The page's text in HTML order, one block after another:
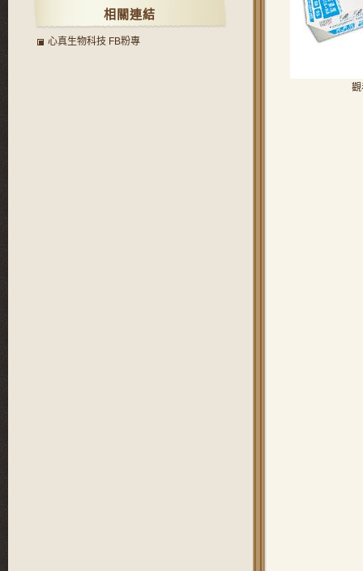
觀
相關連結
心真生物科技 FB粉專